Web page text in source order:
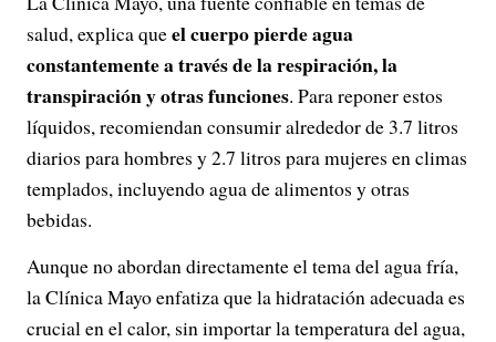
salud, explica queel cuerpo pierde agua
constantemente a través de la respiración, la
transpiración y otras funciones. Para reponer estos
líquidos, recomiendan consumir alrededor de 3.7 litros
diarios para hombres y 2.7 litros para mujeres en climas
templados, incluyendo agua de alimentos y otras
bebidas.
Aunque no abordan directamente el tema del agua fría,
la Clínica Mayo enfatiza que la hidratación adecuada es
crucial en el calor, sin importar la temperatura del agua,